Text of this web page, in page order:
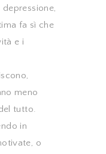
fa sì che
e i
meno
tutto.
in
o